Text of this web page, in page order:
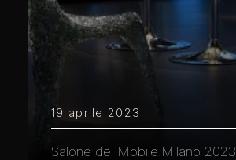
19 aprile 2023
Salone del Mobile.Milano 2023